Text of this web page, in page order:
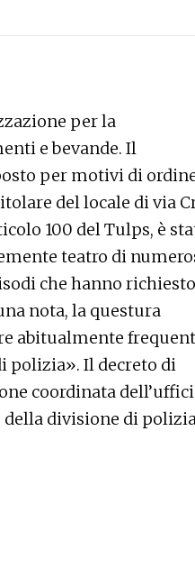
per la
e bevande. Il
per motivi di
del locale di via
100 del Tulps, è
teatro di
che hanno richiesto
nota, la questura
abitualmente
polizia». Il decreto di
coordinata
della divisione di